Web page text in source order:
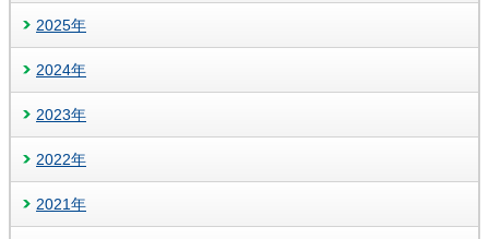
2025年
2024年
2023年
2022年
2021年